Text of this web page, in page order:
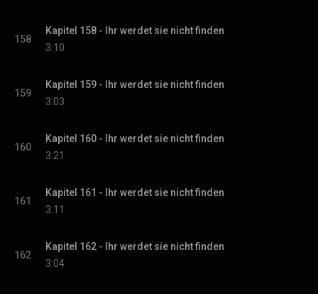
158
Kapitel 158 - Ihr werdet sie nicht finden
3:10
159
Kapitel 159 - Ihr werdet sie nicht finden
3:03
160
Kapitel 160 - Ihr werdet sie nicht finden
3:21
161
Kapitel 161 - Ihr werdet sie nicht finden
3:11
162
Kapitel 162 - Ihr werdet sie nicht finden
3:04